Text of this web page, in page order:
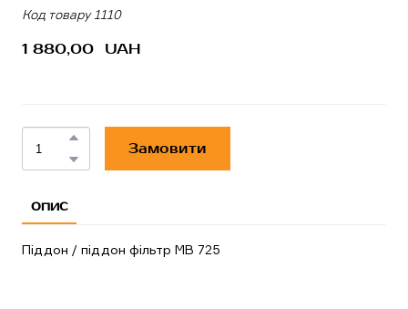
Код товару 1110
1 880,00  UAH
Замовити
ОПИС
Піддон / піддон фільтр MB 725